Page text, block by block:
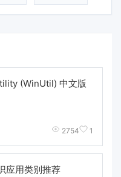
(WinUtil) 中文版
2754 1
应用类别推荐